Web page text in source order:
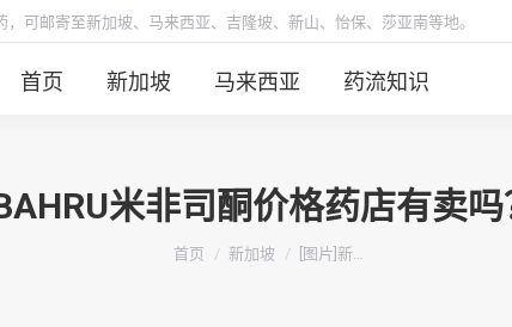
可邮寄至新加坡、马来西亚、吉隆坡、新山、怡保、莎亚南等地。
首页 新加坡 马来西亚 药流知识
米非司酮价格药店有卖
你在这里：
首页 新加坡 [图片]新…